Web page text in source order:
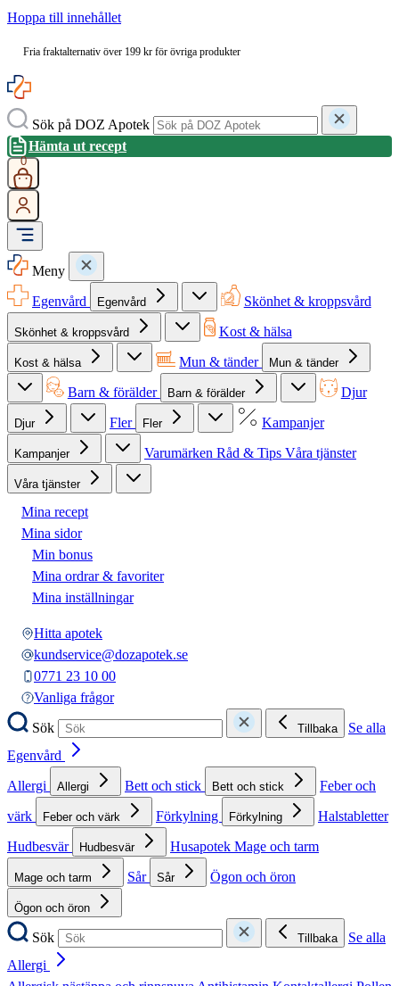
Hoppa till innehållet
Fria fraktalternativ över 199 kr för övriga produkter
Sök på DOZ Apotek
Hämta ut recept
0
Meny
Egenvård
Egenvård Skönhet & kroppsvård
Skönhet & kroppsvård Kost & hälsa
Kost & hälsa Mun & tänder Mun & tänder
Barn & förälder Barn & förälder Djur
Djur Fler Fler Kampanjer
Kampanjer Varumärken Råd & Tips Våra tjänster
Våra tjänster
Mina recept
Mina sidor
Min bonus
Mina ordrar & favoriter
Mina inställningar
Hitta apotek
kundservice@dozapotek.se
0771 23 10 00
Vanliga frågor
Sök
Tillbaka
Se alla
Egenvård
Allergi
Allergi Bett och stick Bett och stick
Feber och
värk
Feber och värk Förkylning Förkylning
Halstabletter
Hudbesvär
Hudbesvär Husapotek Mage och tarm
Mage och tarm Sår Sår Ögon och öron
Ögon och öron
Sök Tillbaka
Se alla
Allergi